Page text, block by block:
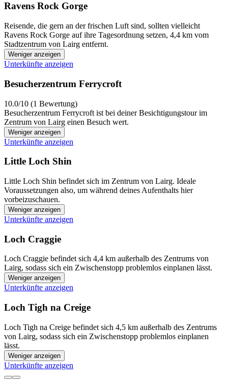
Ravens Rock Gorge
Reisende, die gern an der frischen Luft sind, sollten vielleicht
Ravens Rock Gorge auf ihre Tagesordnung setzen, 4,4 km vom
Stadtzentrum von Lairg entfernt.
Weniger anzeigen
Unterkünfte anzeigen
Besucherzentrum Ferrycroft
10.0/10 (1 Bewertung)
Besucherzentrum Ferrycroft ist bei deiner Besichtigungstour im
Zentrum von Lairg einen Besuch wert.
Weniger anzeigen
Unterkünfte anzeigen
Little Loch Shin
Little Loch Shin befindet sich im Zentrum von Lairg. Ideale
Voraussetzungen also, um während deines Aufenthalts hier
vorbeizuschauen.
Weniger anzeigen
Unterkünfte anzeigen
Loch Craggie
Loch Craggie befindet sich 4,4 km außerhalb des Zentrums von
Lairg, sodass sich ein Zwischenstopp problemlos einplanen lässt.
Weniger anzeigen
Unterkünfte anzeigen
Loch Tigh na Creige
Loch Tigh na Creige befindet sich 4,5 km außerhalb des Zentrums
von Lairg, sodass sich ein Zwischenstopp problemlos einplanen
lässt.
Weniger anzeigen
Unterkünfte anzeigen